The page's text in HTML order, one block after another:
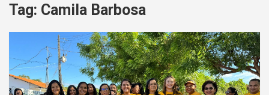
Tag: Camila Barbosa